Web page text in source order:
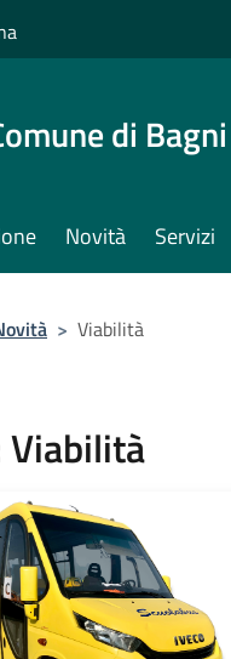
di
Novità Servizi
> Viabilità
Viabilità